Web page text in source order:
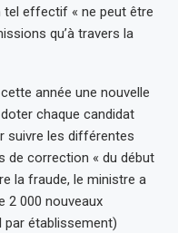
tel effectif « ne peut être
qu’à travers la
année une nouvelle
chaque candidat
suivre les différentes
de correction « du début
la fraude, le ministre a
2 000 nouveaux
établissement)